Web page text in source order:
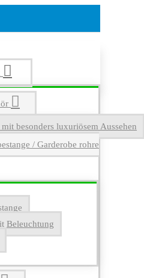
besonders luxuriösem Aussehen
/ Garderobe rohre
Beleuchtung